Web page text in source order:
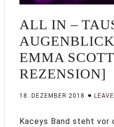
ALL IN –
EMMA
REZENSION]
18. DEZEMBER 2018
Kaceys Band steht vor